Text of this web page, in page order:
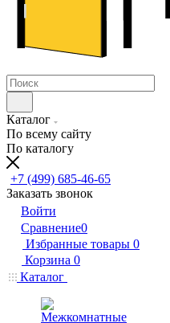
Каталог
По всему сайту
По каталогу
+7 (499) 685-46-65
Заказать звонок
Войти
Сравнение0
Избранные товары 0
Корзина 0
Каталог